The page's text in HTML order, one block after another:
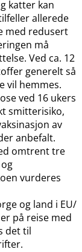
katter kan
allerede
med redusert
må
Ved ca. 12
generelt så
vil hemmes.
ved 16 ukers
smitterisiko,
av
anbefalt.
omtrent tre
vurderes
og land i EU​/​
på reise med
det til